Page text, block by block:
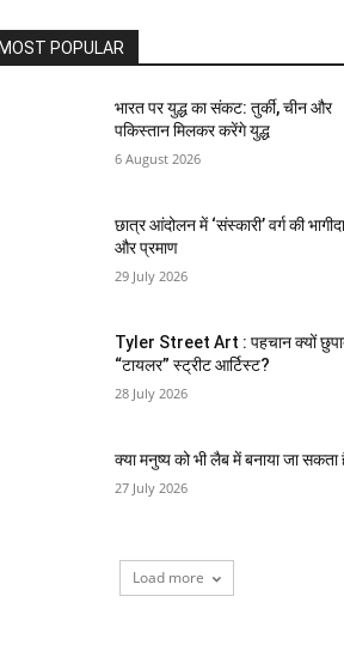
MOST POPULAR
भारत पर युद्ध का संकट: तुर्की, चीन और
पकिस्तान मिलकर करेंगे युद्ध
6 August 2026
छात्र आंदोलन में ‘संस्कारी’ वर्ग की
और प्रमाण
29 July 2026
Tyler Street Art : पहचान क्यों
“टायलर” स्ट्रीट आर्टिस्ट?
28 July 2026
क्या मनुष्य को भी लैब में बनाया जा सकता
27 July 2026
Load more